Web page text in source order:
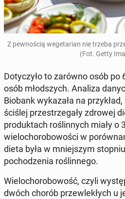
Z pew­no­ścią we­ge­ta­rian nie trzeba
(Fot. Getty
Do­ty­czy­ło to zarówno osób po
osób młod­szych. Analiza
Biobank wy­ka­za­ła na
ściślej prze­strze­ga­ły zdrowej
pro­duk­tach ro­ślin­nych miały o
wie­lo­cho­ro­bo­wo­ści w
dieta była w mniej­szym
po­cho­dze­nia ro­ślin­ne­go.
Wie­lo­cho­ro­bo­wość, czyli
dwóch chorób prze­wle­kłych u